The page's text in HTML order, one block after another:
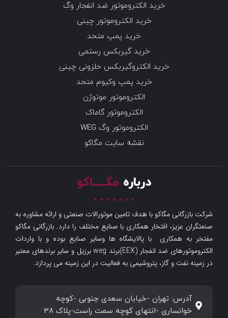
خرید الکتروموتور ضد انفجار وگ
خرید الکتروموتور چینی
خرید پمپ متحد
خرید گیربکس رستمی
خرید الکتروگیربکس حلزونی چینی
خرید پمپ وکیوم متحد
الکتروموتور موتوژن
الکتروموتور گاماک
الکتروموتور وگ WEG
نقشه سایت مگاکو
درباره مگـــــاکو
شرکت بازرگانی مگاکو با هدف تامین موتورالات صنعتی و ارائه مشاوره به
صنعتگران عزیز، افتخار همکاری با صنایع مختلف را دارد. بازرگانی مگاکو
مفتخر به همکاری با پالایشگاه ها وسایر صنایع بوده و با واردات
الکتروموتورهای ضد انفجار (EEX)برند weg برزیل و سایر برندهای معتبر
در زمینه نفت و گاز، پتروشیمی به فعالیت در این زمینه می پردازد.
آدرس: تهران -خیابان سعدی جنوبی -کوچه
خوانساری -انتهای کوچه سمت راست-پلاک 38